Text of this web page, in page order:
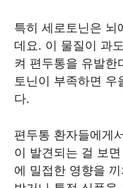
특히 세로토닌은 뇌
데요. 이 물질이 과
켜 편두통을 유발한
토닌이 부족하면 우
다.
편두통 환자들에게
이 발견되는 걸 보
에 밀접한 영향을